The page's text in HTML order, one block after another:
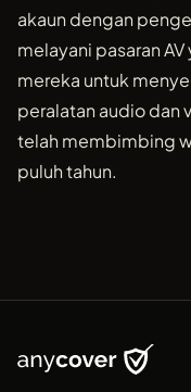
akaun dengan
melayani pasaran
mereka untuk
peralatan audio dan
telah membimbing
puluh tahun.